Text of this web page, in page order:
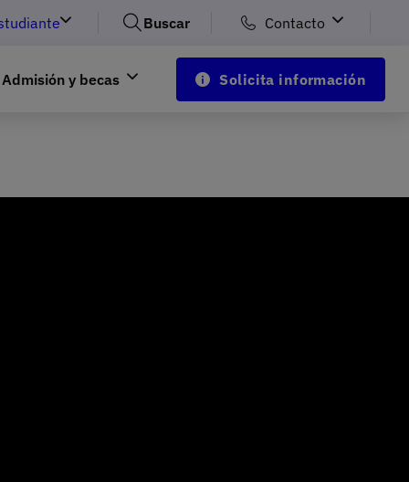
Buscar Contacto
Admisión y becas Solicita información